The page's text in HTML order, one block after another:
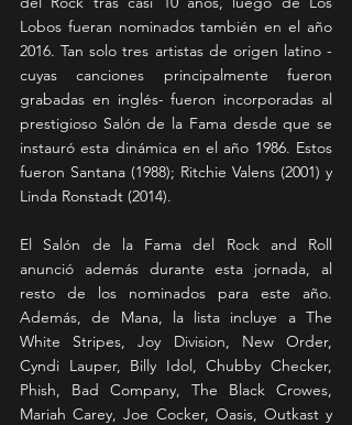
Lobos fueran nominados también en el año
2016. Tan solo tres artistas de origen latino -
cuyas canciones principalmente fueron
grabadas en inglés- fueron incorporadas al
prestigioso Salón de la Fama desde que se
instauró esta dinámica en el año 1986. Estos
fueron Santana (1988); Ritchie Valens (2001) y
Linda Ronstadt (2014).
El Salón de la Fama del Rock and Roll
anunció además durante esta jornada, al
resto de los nominados para este año.
Además, de Mana, la lista incluye a The
White Stripes, Joy Division, New Order,
Cyndi Lauper, Billy Idol, Chubby Checker,
Phish, Bad Company, The Black Crowes,
Mariah Carey, Joe Cocker, Oasis, Outkast y